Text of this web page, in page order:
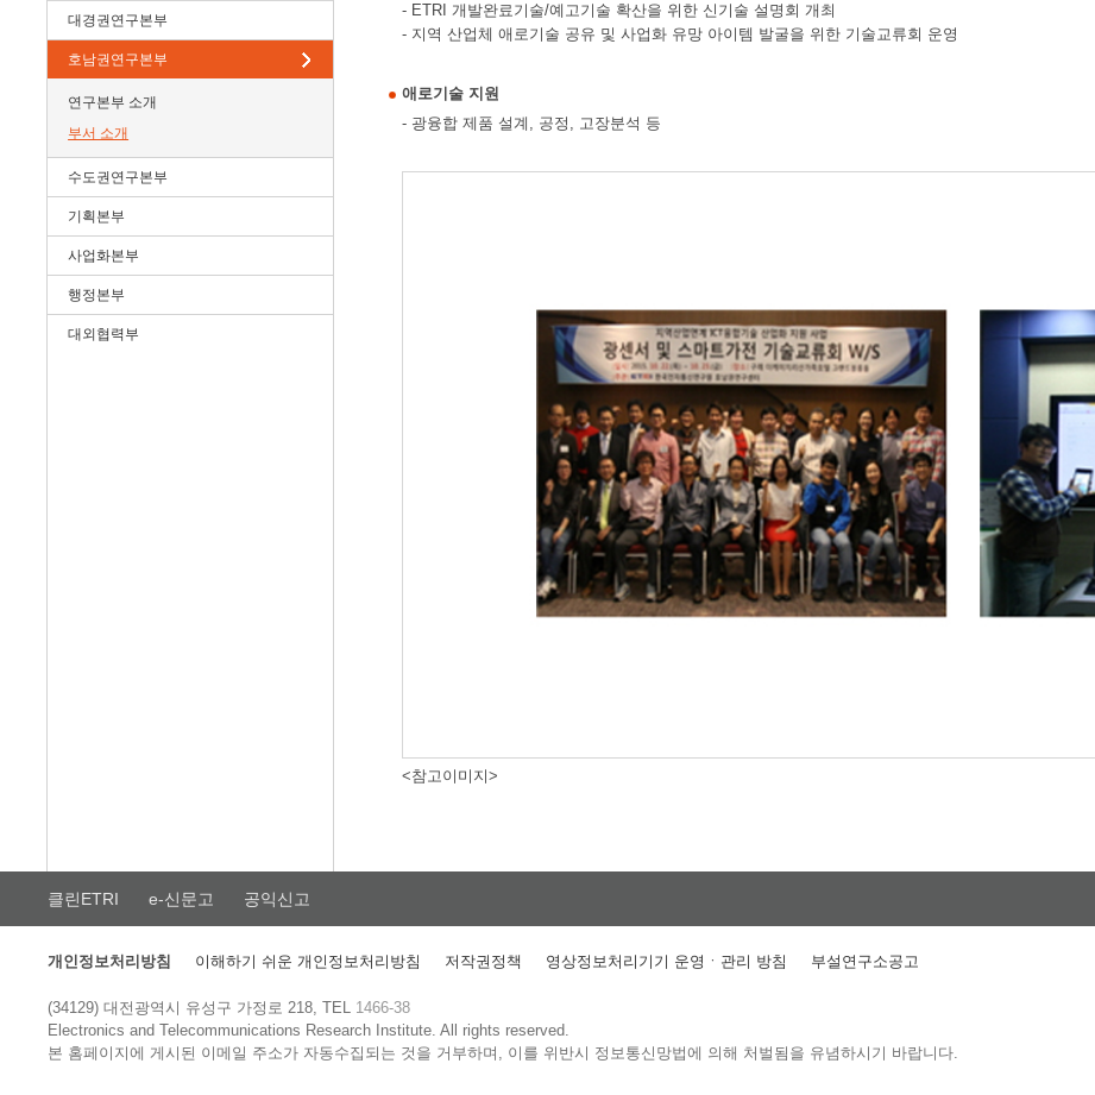
대경권연구본부
호남권연구본부
연구본부 소개
부서 소개
수도권연구본부
기획본부
사업화본부
행정본부
대외협력부
- ETRI 개발완료기술/예고기술 확산을 위한 신기술 설명회 개최
- 지역 산업체 애로기술 공유 및 사업화 유망 아이템 발굴을 위한 기술교류회 운영
애로기술 지원
- 광융합 제품 설계, 공정, 고장분석 등
<참고이미지>
클린ETRI e-신문고 공익신고
개인정보처리방침 이해하기 쉬운 개인정보처리방침 저작권정책 영상정보처리기기 운영ㆍ관리 방침 부설연구소공고
(34129) 대전광역시 유성구 가정로 218, TEL 1466-38
Electronics and Telecommunications Research Institute.All rights reserved.
본 홈페이지에 게시된 이메일 주소가 자동수집되는 것을 거부하며, 이를 위반시 정보통신망법에 의해 처벌됨을 유념하시기 바랍니다.